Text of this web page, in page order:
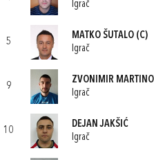
Igrač
5
MATKO ŠUTALO (C)
Igrač
9
ZVONIMIR
Igrač
10
DEJAN JAKŠIĆ
Igrač